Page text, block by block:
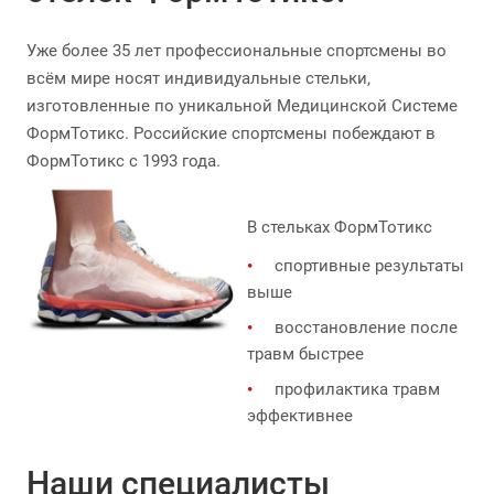
Уже более 35 лет профессиональные спортсмены во
всём мире носят индивидуальные стельки,
изготовленные по уникальной Медицинской Системе
ФормТотикс. Российские спортсмены побеждают в
ФормТотикс с 1993 года.
В стельках ФормТотикс
спортивные результаты
выше
восстановление после
травм быстрее
профилактика травм
эффективнее
Наши специалисты